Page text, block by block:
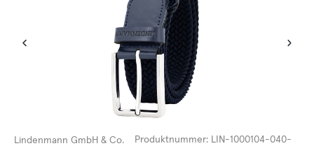
Lindenmann GmbH & Co.
Produktnummer: LIN-1000104-040-